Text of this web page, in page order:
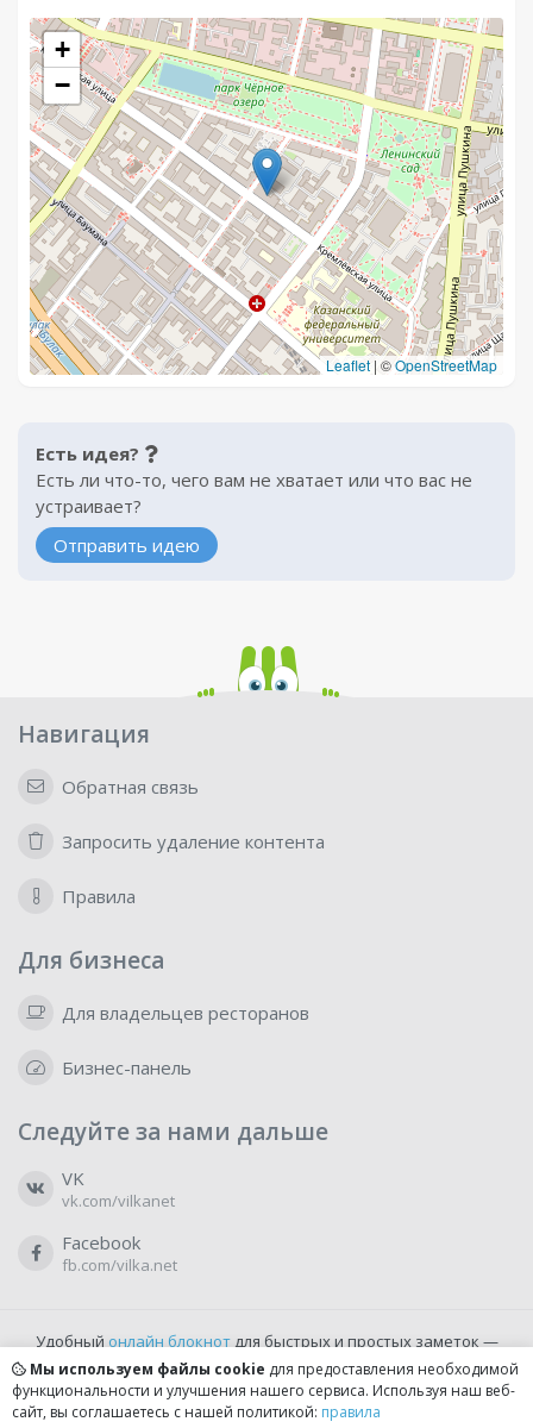
+
−
Leaflet | ©OpenStreetMap
Есть идея?
Есть ли что-то, чего вам не хватает или что вас не
устраивает?
Отправить идею
Навигация
Обратная связь
Запросить удаление контента
Правила
Для бизнеса
Для владельцев ресторанов
Бизнес-панель
Следуйте за нами дальше
VK
vk.com/vilkanet
Facebook
fb.com/vilka.net
Удобный онлайн блокнотдля быстрых и простых заметок —
бесплатно и доступно прямо из браузера.
Мы используем файлы cookie для предоставления необходимой
функциональности и улучшения нашего сервиса. Используя наш веб-
сайт, вы соглашаетесь с нашей политикой: правила